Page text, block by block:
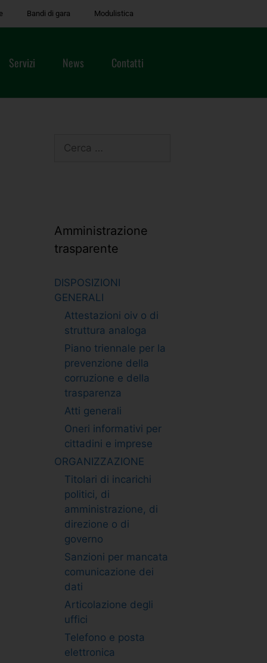
Bandi di gara Modulistica
Servizi News Contatti
Amministrazione
trasparente
DISPOSIZIONI
GENERALI
Attestazioni oiv o di
struttura analoga
Piano triennale per la
prevenzione della
corruzione e della
trasparenza
Atti generali
Oneri informativi per
cittadini e imprese
ORGANIZZAZIONE
Titolari di incarichi
politici, di
amministrazione, di
direzione o di
governo
Sanzioni per mancata
comunicazione dei
dati
Articolazione degli
uffici
Telefono e posta
elettronica